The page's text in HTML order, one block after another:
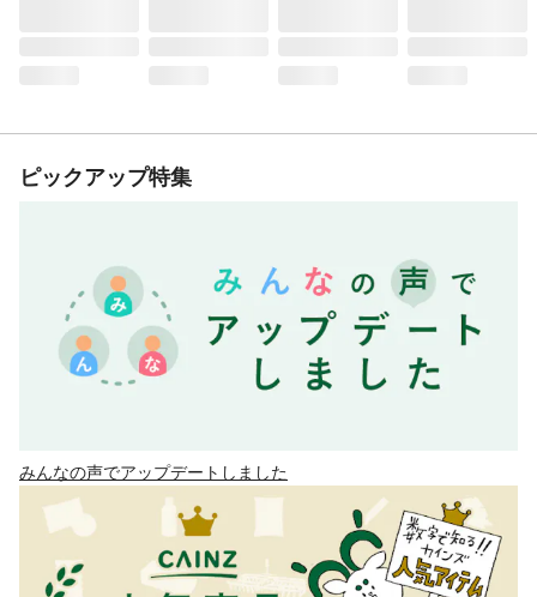
ピックアップ特集
みんなの声でアップデートしました